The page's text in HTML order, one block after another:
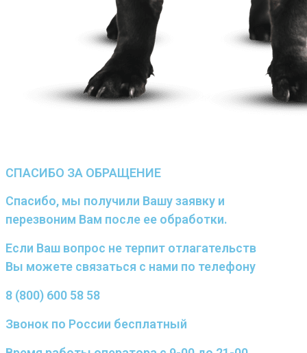
СПАСИБО ЗА ОБРАЩЕНИЕ
Спасибо, мы получили Вашу заявку и
перезвоним Вам после ее обработки.
Если Ваш вопрос не терпит отлагательств
Вы можете связаться с нами по телефону
8 (800) 600 58 58
Звонок по России бесплатный